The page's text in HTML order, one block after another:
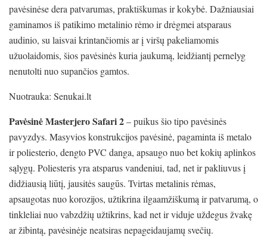
pavėsinėse dera patvarumas, praktiškumas ir kokybė. Dažniausiai
gaminamos iš patikimo metalinio rėmo ir drėgmei atsparaus
audinio, su laisvai krintančiomis ar į viršų pakeliamomis
užuolaidomis, šios pavėsinės kuria jaukumą, leidžiantį pernelyg
nenutolti nuo supančios gamtos.
Nuotrauka: Senukai.lt
Pavėsinė Masterjero Safari 2– puikus šio tipo pavėsinės
pavyzdys. Masyvios konstrukcijos pavėsinė, pagaminta iš metalo
ir poliesterio, dengto PVC danga, apsaugo nuo bet kokių aplinkos
sąlygų. Poliesteris yra atsparus vandeniui, tad, net ir pakliuvus į
didžiausią liūtį, jausitės saugūs. Tvirtas metalinis rėmas,
apsaugotas nuo korozijos, užtikrina ilgaamžiškumą ir patvarumą, o
tinkleliai nuo vabzdžių užtikrins, kad net ir viduje uždegus žvakę
ar žibintą, pavėsinėje neatsiras nepageidaujamų svečių.